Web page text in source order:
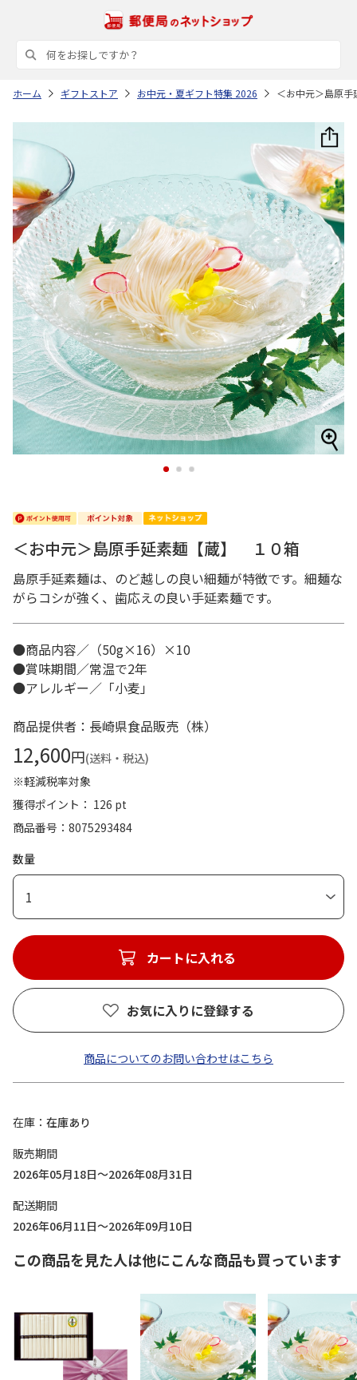
ホーム ギフトストア お中元・夏ギフト特集 2026 ＜お中元＞島原
1 2 3
＜お中元＞島原手延素麺【蔵】 １０箱
島原手延素麺は、のど越しの良い細麺が特徴です。細麺な
がらコシが強く、歯応えの良い手延素麺です。
●商品内容／（50g×16）×10
●賞味期間／常温で2年
●アレルギー／「小麦」
商品提供者：長崎県食品販売（株）
12,600円(送料・税込)
※軽減税率対象
獲得ポイント： 126 pt
商品番号
8075293484
数量
1
カートに入れる
お気に入りに登録する
商品についてのお問い合わせはこちら
在庫
在庫あり
販売期間
2026年05月18日～2026年08月31日
配送期間
2026年06月11日～2026年09月10日
この商品を見た人は他にこんな商品も買っています